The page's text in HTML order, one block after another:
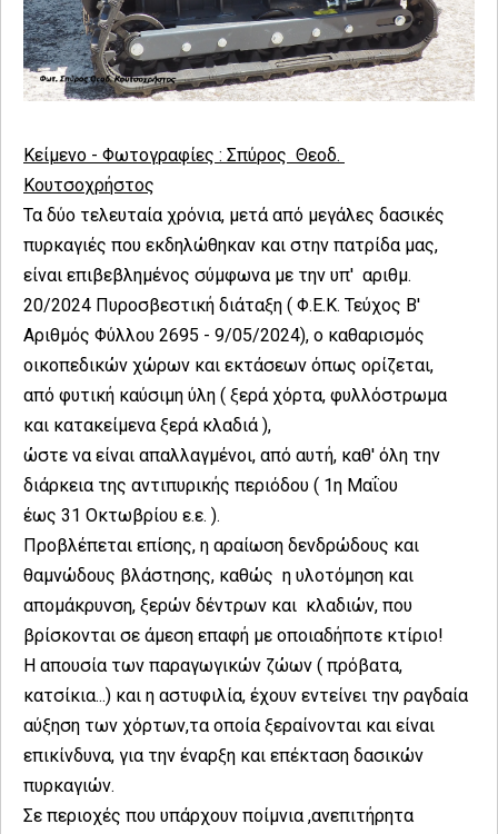
Κείμενο - Φωτογραφίες : Σπύρος Θεοδ.
Κουτσοχρήστος
Τα δύο τελευταία χρόνια, μετά από μεγάλες δασικές
πυρκαγιές που εκδηλώθηκαν και στην πατρίδα μας,
είναι επιβεβλημένος σύμφωνα με την υπ' αριθμ.
20/2024 Πυροσβεστική διάταξη ( Φ.Ε.Κ. Τεύχος Β'
Αριθμός Φύλλου 2695 - 9/05/2024), ο καθαρισμός
οικοπεδικών χώρων και εκτάσεων όπως ορίζεται,
από φυτική καύσιμη ύλη ( ξερά χόρτα, φυλλόστρωμα
και κατακείμενα ξερά κλαδιά ),
ώστε να είναι απαλλαγμένοι, από αυτή, καθ' όλη την
διάρκεια της αντιπυρικής περιόδου ( 1η Μαΐου
έως 31 Οκτωβρίου ε.ε. ).
Προβλέπεται επίσης, η αραίωση δενδρώδους και
θαμνώδους βλάστησης, καθώς η υλοτόμηση και
απομάκρυνση, ξερών δέντρων και κλαδιών, που
βρίσκονται σε άμεση επαφή με οποιαδήποτε κτίριο!
Η απουσία των παραγωγικών ζώων ( πρόβατα,
κατσίκια...) και η αστυφιλία, έχουν εντείνει την ραγδαία
αύξηση των χόρτων,τα οποία ξεραίνονται και είναι
επικίνδυνα, για την έναρξη και επέκταση δασικών
πυρκαγιών.
Σε περιοχές που υπάρχουν ποίμνια ,ανεπιτήρητα